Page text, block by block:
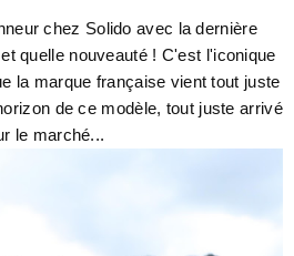
chez Solido avec la dernière
quelle nouveauté ! C'est l'iconique
la marque française vient tout juste
de ce modèle, tout juste arrivé
le marché...